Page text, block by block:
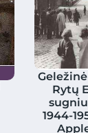
Rytų
1944-